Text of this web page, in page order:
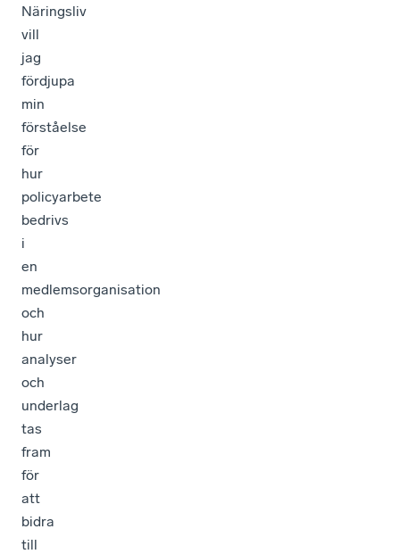
Näringsliv
vill
jag
fördjupa
min
förståelse
för
hur
policyarbete
bedrivs
i
en
medlemsorganisation
och
hur
analyser
och
underlag
tas
fram
för
att
bidra
till